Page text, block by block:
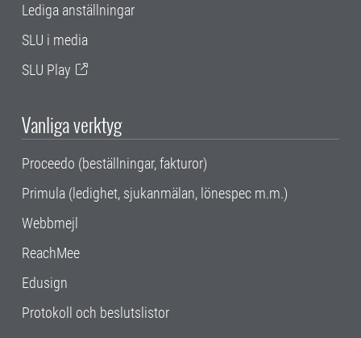
Lediga anställningar
SLU i media
SLU Play
Vanliga verktyg
Proceedo (beställningar, fakturor)
Primula (ledighet, sjukanmälan, lönespec m.m.)
Webbmejl
ReachMee
Edusign
Protokoll och beslutslistor